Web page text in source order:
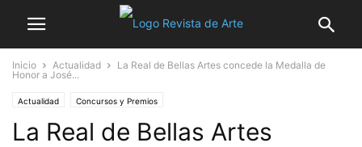
Inicio Actualidad
La Real de Bellas Artes concede la Medalla de
Honor a José...
Actualidad Concursos y Premios
La Real de Bellas Artes